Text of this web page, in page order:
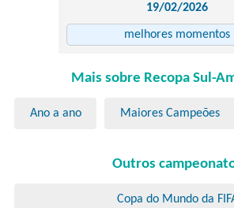
19/02/2026
melhores momentos
Mais sobre Recopa Sul-
Ano a ano Maiores Campeões
Outros
Copa do Mundo da